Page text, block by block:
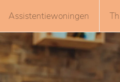
Assistentiewoningen